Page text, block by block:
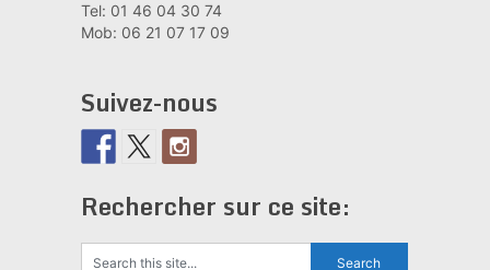
Tel: 01 46 04 30 74
Mob: 06 21 07 17 09
Suivez-nous
Rechercher sur ce site: